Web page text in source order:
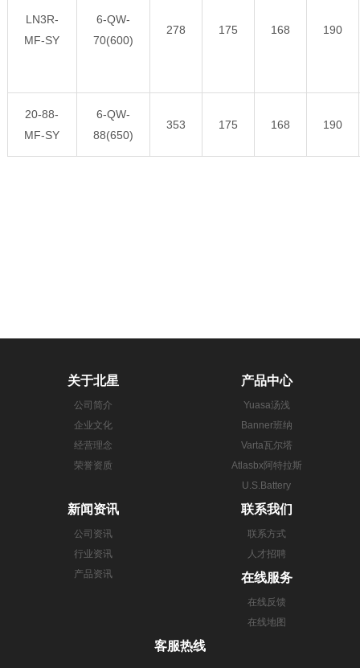
LN3R-
MF-SY
6-QW-
70(600)
278 175 168 190
20-88-
MF-SY
6-QW-
88(650)
353 175 168 190
关于北星
公司简介
企业文化
经营理念
荣誉资质
产品中心
Yuasa汤浅
Banner班纳
Varta瓦尔塔
Atlasbx阿特拉斯
U.S.Battery
新闻资讯
公司资讯
行业资讯
产品资讯
联系我们
联系方式
人才招聘
在线服务
在线反馈
在线地图
客服热线